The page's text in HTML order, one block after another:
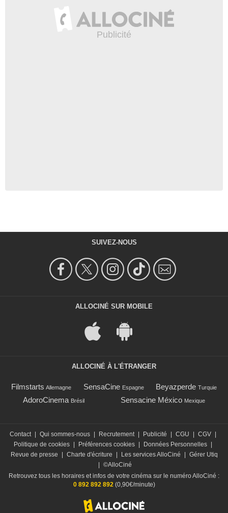
SUIVEZ-NOUS
ALLOCINÉ SUR MOBILE
ALLOCINÉ À L'ÉTRANGER
Filmstarts Allemagne SensaCine Espagne Beyazperde Turquie
AdoroCinema Brésil Sensacine México Mexique
Contact Qui sommes-nous Recrutement Publicité CGU CGV
Politique de cookies
Préférences cookies Données Personnelles
Revue de presse
Charte d'écriture Les services AlloCiné
Gérer Utiq
©AlloCiné
Retrouvez tous les horaires et infos de votre cinéma sur le numéro AlloCiné :
0 892 892 892(0,90€/minute)